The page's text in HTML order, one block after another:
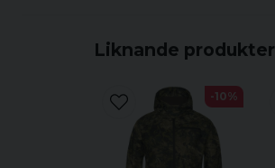
Liknande produkter
-10%